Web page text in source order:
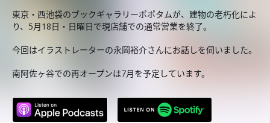
東京・西池袋のブックギャラリーポポタムが、建物の老朽化によ
り、5月18日・日曜日で現店舗での通常営業を終了。
今回はイラストレーターの永岡裕介さんにお話しを伺いました。
南阿佐ヶ谷での再オープンは7月を予定しています。